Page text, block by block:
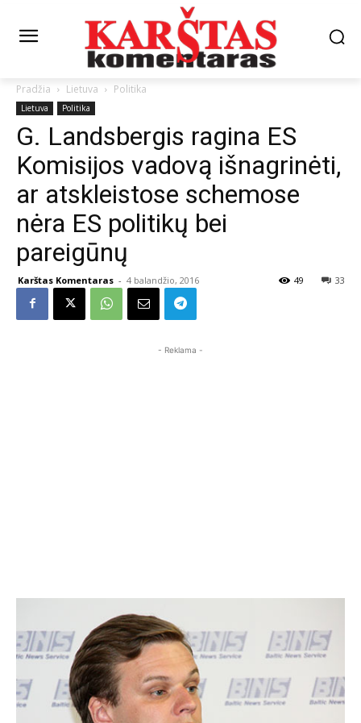
Pradžia Lietuva Politika
Lietuva Politika
G. Landsbergis ragina ES
Komisijos vadovą išnagrinėti,
ar atskleistose schemose
nėra ES politikų bei
pareigūnų
Karštas Komentaras - 4 balandžio, 2016 33
49
- Reklama -